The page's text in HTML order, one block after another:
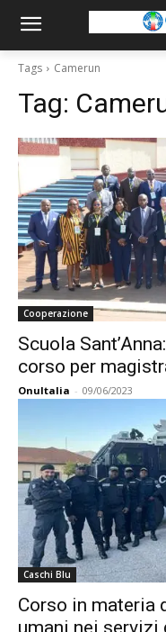
Tags Camerun
Tag:
Cooperazione
Scuola
corso per
OnuItalia - 09/06/2023
Caschi Blu
Corso in materia
umani nei